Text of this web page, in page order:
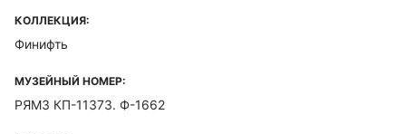
КОЛЛЕКЦИЯ:
Финифть
МУЗЕЙНЫЙ НОМЕР:
РЯМЗ КП-11373. Ф-1662